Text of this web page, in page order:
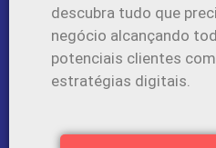
descubra tudo que
negócio alcançando
potenciais clientes
estratégias digitais.